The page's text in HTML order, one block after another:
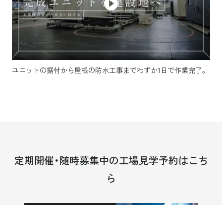
ユニットの据付から屋根の防水工事までわずか1日で作業完了。
定期開催・随時募集中の工場見学予約はこち
ら